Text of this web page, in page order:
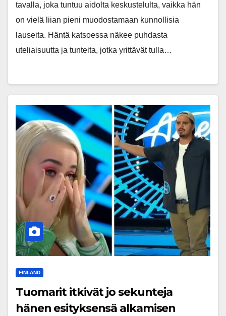
tavalla, joka tuntuu aidolta keskustelulta, vaikka hän
on vielä liian pieni muodostamaan kunnollisia
lauseita. Häntä katsoessa näkee puhdasta
uteliaisuutta ja tunteita, jotka yrittävät tulla…
FINLAND
Tuomarit itkivät jo sekunteja
hänen esityksensä alkamisen